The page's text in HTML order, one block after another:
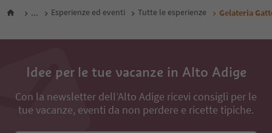
... Esperienze ed eventi Tutte le esperienze Gelateria
Idee per le tue vacanze in Alto Adige
Con la newsletter dell’Alto Adige ricevi consigli per le
tue vacanze, eventi da non perdere e ricette tipiche.